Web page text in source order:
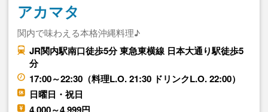
アカマタ
関内で味わえる本格沖縄料理♪
JR関内駅南口徒歩5分 東急東横線 日本大通り駅徒歩5
分
17:00～22:30（料理L.O. 21:30 ドリンクL.O. 22:00）
日曜日・祝日